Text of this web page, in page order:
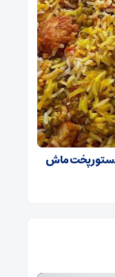
دستور پخت ماش